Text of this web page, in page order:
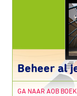
Beheer al
GA NAAR AOB